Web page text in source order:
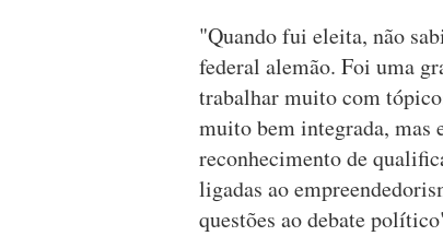
"Quando fui eleita, não
federal alemão. Foi uma
trabalhar muito com
muito bem integrada, mas
reconhecimento de
ligadas ao
questões ao debate